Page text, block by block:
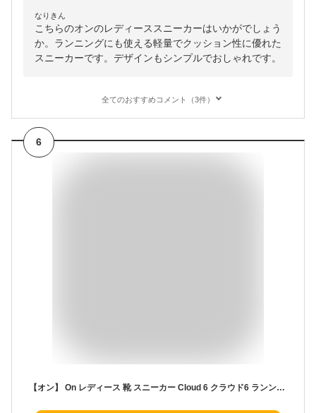
なりきん
こちらのオンのレディーススニーカーはいかがでしょう
か。ランニングにも使える軽量でクッション性に優れた
スニーカーです。デザインもシンプルでおしゃれです。
全てのおすすめコメント（3件）
6
【オン】 On レディース 靴 スニーカー Cloud 6 クラウド6 ランンニング トレーニング タウンシューズ スリッポン Cloud5からさらに進化したCloud6発売